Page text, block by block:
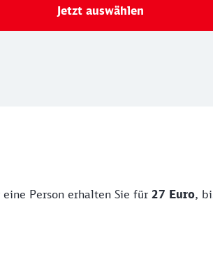
Jetzt auswählen
Person erhalten Sie für 27 Euro,